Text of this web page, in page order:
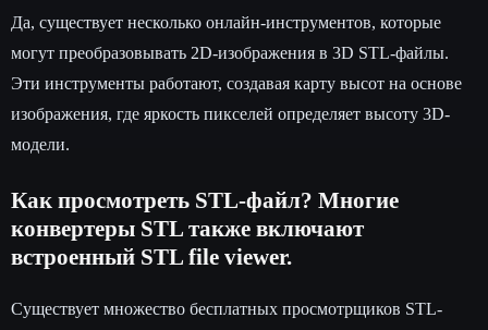
Да, существует несколько онлайн-инструментов, которые
могут преобразовывать 2D-изображения в 3D STL-файлы.
Эти инструменты работают, создавая карту высот на основе
изображения, где яркость пикселей определяет высоту 3D-
модели.
Как просмотреть STL-файл? Многие
конвертеры STL также включают
встроенный STL file viewer.
Существует множество бесплатных просмотрщиков STL-